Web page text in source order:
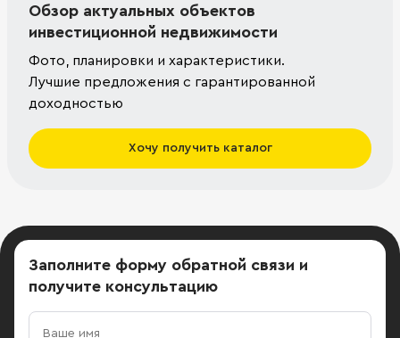
Обзор актуальных объектов
инвестиционной недвижимости
Фото, планировки и характеристики.
Лучшие предложения с гарантированной
доходностью
Хочу получить каталог
Заполните форму обратной связи и
получите консультацию